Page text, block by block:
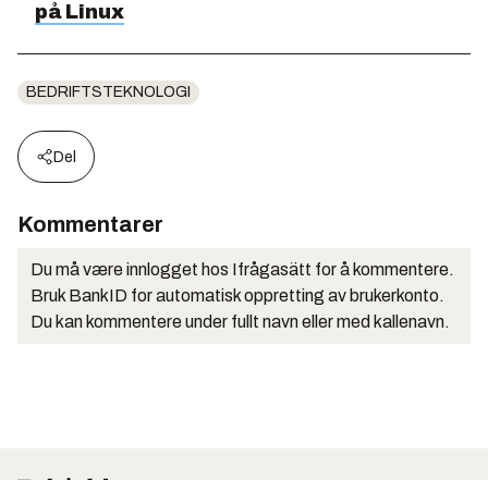
på Linux
BEDRIFTSTEKNOLOGI
Del
Kommentarer
Du må være innlogget hos Ifrågasätt for å kommentere.
Bruk BankID for automatisk oppretting av brukerkonto.
Du kan kommentere under fullt navn eller med kallenavn.